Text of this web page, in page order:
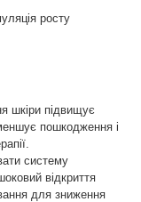
росту
шкіри підвищує
пошкодження і
систему
відкриття
для зниження